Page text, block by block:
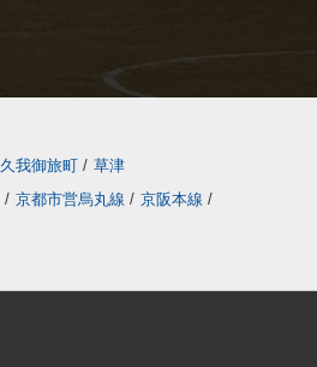
久我御旅町 / 草津
/ 京都市営烏丸線 / 京阪本線 /